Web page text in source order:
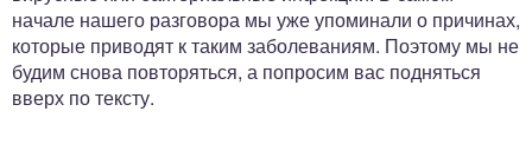
начале нашего разговора мы уже упоминали о причинах,
которые приводят к таким заболеваниям. Поэтому мы не
будим снова повторяться, а попросим вас подняться
вверх по тексту.